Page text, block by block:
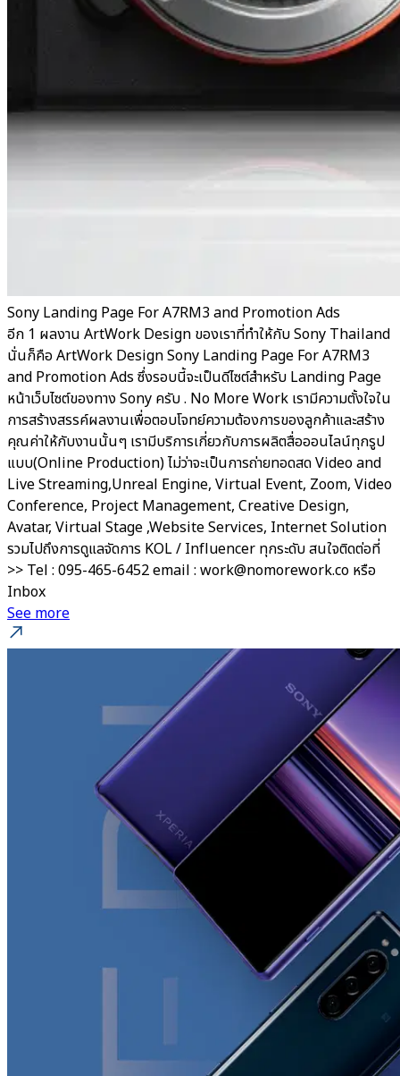
Sony Landing Page For A7RM3 and Promotion Ads
อีก 1 ผลงาน ArtWork Design ของเราที่ทำให้กับ Sony Thailand
นั่นก็คือ ArtWork Design Sony Landing Page For A7RM3
and Promotion Ads ซึ่งรอบนี้จะเป็นดีไซต์สำหรับ Landing Page
หน้าเว็บไซต์ของทาง Sony ครับ . No More Work เรามีความตั้งใจใน
การสร้างสรรค์ผลงานเพื่อตอบโจทย์ความต้องการของลูกค้าและสร้าง
คุณค่าให้กับงานนั้นๆ เรามีบริการเกี่ยวกับการผลิตสื่อออนไลน์ทุกรูป
แบบ(Online Production) ไม่ว่าจะเป็นการถ่ายทอดสด Video and
Live Streaming,Unreal Engine, Virtual Event, Zoom, Video
Conference, Project Management, Creative Design,
Avatar, Virtual Stage ,Website Services, Internet Solution
รวมไปถึงการดูแลจัดการ KOL / Influencer ทุกระดับ สนใจติดต่อที่
>> Tel : 095-465-6452 email : work@nomorework.co หรือ
Inbox
See more